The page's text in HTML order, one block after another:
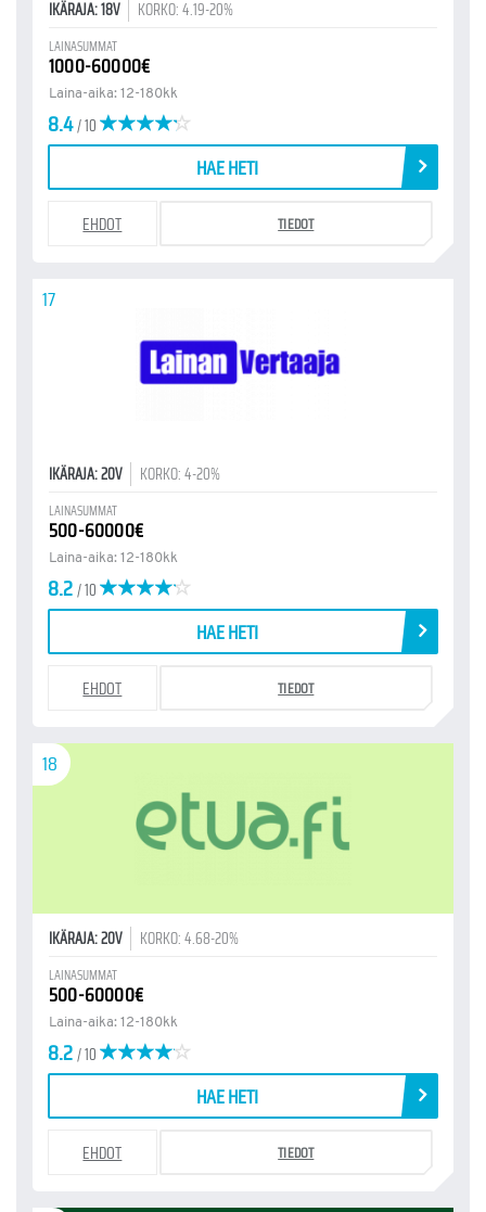
IKÄRAJA: 18V KORKO: 4.19-20%
LAINASUMMAT
1000-60000€
Laina-aika: 12-180kk
8.4/ 10
HAE HETI
EHDOT TIEDOT
17
IKÄRAJA: 20V KORKO: 4-20%
LAINASUMMAT
500-60000€
Laina-aika: 12-180kk
8.2/ 10
HAE HETI
EHDOT TIEDOT
18
IKÄRAJA: 20V KORKO: 4.68-20%
LAINASUMMAT
500-60000€
Laina-aika: 12-180kk
8.2/ 10
HAE HETI
EHDOT TIEDOT